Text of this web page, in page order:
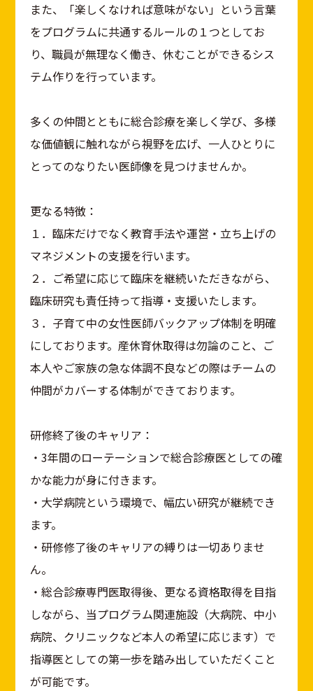
また、「楽しくなければ意味がない」という言葉
をプログラムに共通するルールの１つとしてお
り、職員が無理なく働き、休むことができるシス
テム作りを行っています。
多くの仲間とともに総合診療を楽しく学び、多様
な価値観に触れながら視野を広げ、一人ひとりに
とってのなりたい医師像を見つけませんか。
更なる特徴：
１．臨床だけでなく教育手法や運営・立ち上げの
マネジメントの支援を行います。
２．ご希望に応じて臨床を継続いただきながら、
臨床研究も責任持って指導・支援いたします。
３．子育て中の女性医師バックアップ体制を明確
にしております。産休育休取得は勿論のこと、ご
本人やご家族の急な体調不良などの際はチームの
仲間がカバーする体制ができております。
研修終了後のキャリア：
・3年間のローテーションで総合診療医としての確
かな能力が身に付きます。
・大学病院という環境で、幅広い研究が継続でき
ます。
・研修修了後のキャリアの縛りは一切ありませ
ん。
・総合診療専門医取得後、更なる資格取得を目指
しながら、当プログラム関連施設（大病院、中小
病院、クリニックなど本人の希望に応じます）で
指導医としての第一歩を踏み出していただくこと
が可能です。